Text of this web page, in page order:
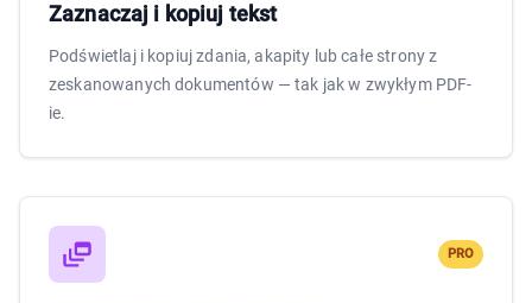
Zaznaczaj i kopiuj tekst
Podświetlaj i kopiuj zdania, akapity lub całe strony z
zeskanowanych dokumentów — tak jak w zwykłym PDF-
ie.
PRO